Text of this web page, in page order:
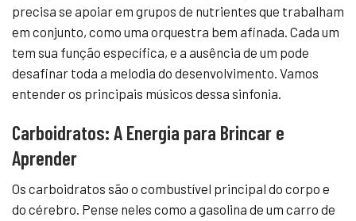
precisa se apoiar em grupos de nutrientes que trabalham
em conjunto, como uma orquestra bem afinada. Cada um
tem sua função específica, e a ausência de um pode
desafinar toda a melodia do desenvolvimento. Vamos
entender os principais músicos dessa sinfonia.
Carboidratos: A Energia para Brincar e
Aprender
Os carboidratos são o combustível principal do corpo e
do cérebro. Pense neles como a gasolina de um carro de